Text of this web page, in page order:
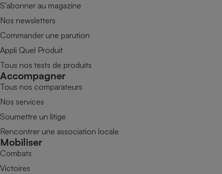
S’abonner au magazine
Nos newsletters
Commander une parution
Appli Quel Produit
Tous nos tests de produits
Accompagner
Tous nos comparateurs
Nos services
Soumettre un litige
Rencontrer une association locale
Mobiliser
Combats
Victoires